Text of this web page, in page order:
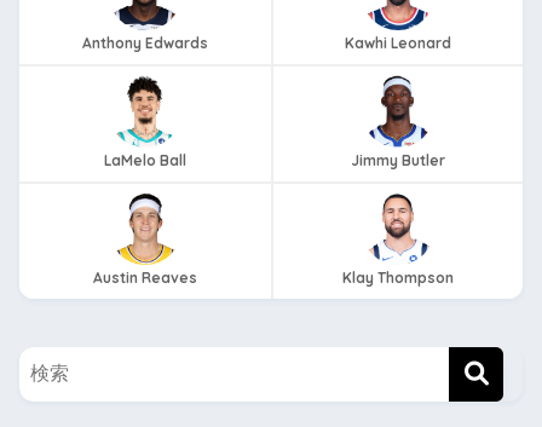
Anthony Edwards Kawhi Leonard
LaMelo Ball Jimmy Butler
Austin Reaves Klay Thompson